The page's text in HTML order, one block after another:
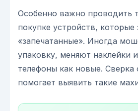
Особенно важно проводить
покупке устройств,
«запечатанные». Иногда
упаковку, меняют наклейки
телефоны как новые. Сверка
помогает выявить такие